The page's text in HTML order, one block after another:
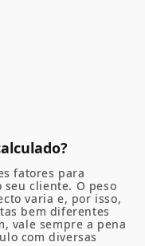
fatores para
cliente. O peso
varia e, por isso,
bem diferentes
vale sempre a pena
com diversas